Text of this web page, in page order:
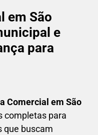
em São
e
para
Comercial em São
completas para
que buscam